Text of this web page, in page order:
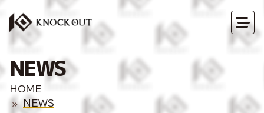
NEWS
HOME
NEWS